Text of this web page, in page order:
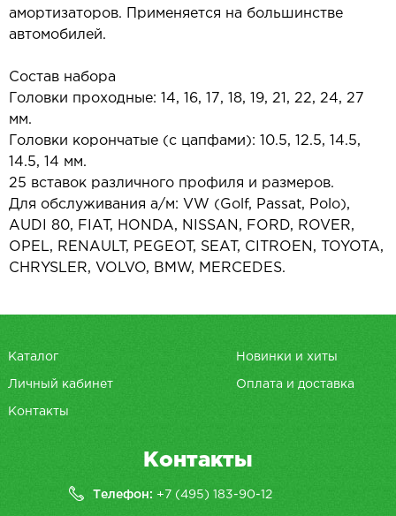
амортизаторов. Применяется на большинстве
автомобилей.
Состав набора
Головки проходные: 14, 16, 17, 18, 19, 21, 22, 24, 27
мм.
Головки корончатые (с цапфами): 10.5, 12.5, 14.5,
14.5, 14 мм.
25 вставок различного профиля и размеров.
Для обслуживания а/м: VW (Golf, Passat, Polo),
AUDI 80, FIAT, HONDA, NISSAN, FORD, ROVER,
OPEL, RENAULT, PEGEOT, SEAT, CITROEN, TOYOTA,
CHRYSLER, VOLVO, BMW, MERCEDES.
Каталог Новинки и хиты
Личный кабинет Оплата и доставка
Контакты
Контакты
Телефон: +7 (495) 183-90-12